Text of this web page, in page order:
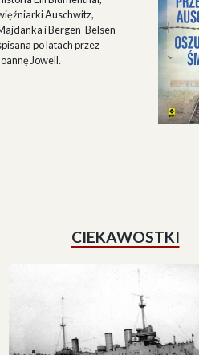
Auschwitz,
i Bergen-Belsen
po latach przez
Jowell.
CIEKAWOSTKI